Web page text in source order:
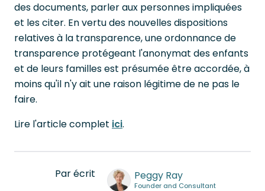
des documents, parler aux personnes impliquées
et les citer. En vertu des nouvelles dispositions
relatives à la transparence, une ordonnance de
transparence protégeant l'anonymat des enfants
et de leurs familles est présumée être accordée, à
moins qu'il n'y ait une raison légitime de ne pas le
faire.
Lire l'article complet ici.
Par écrit Peggy Ray
Founder and Consultant